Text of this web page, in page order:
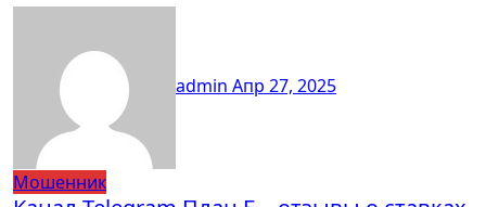
admin Апр 27, 2025
Мошенник